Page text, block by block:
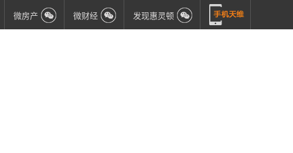
微房产 微财经 发现惠灵顿